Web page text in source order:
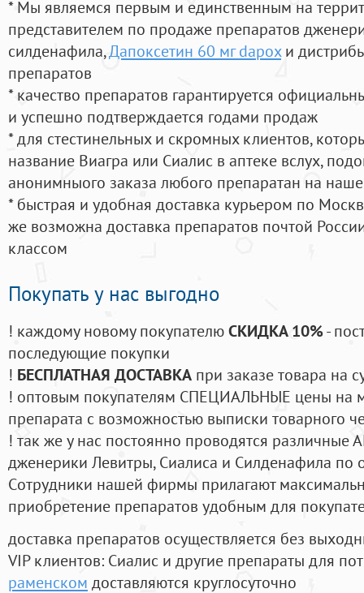
* Мы являемся первым и единственным на
представителем по продаже препаратов
силденафила,Дапоксетин 60 мг dapoxи
препаратов
* качество препаратов гарантируется
и успешно подтверждается годами продаж
* для стестинельных и скромных клиентов,
название Виагра или Сиалис в аптеке вслух,
анонимныого заказа любого препаратан на
* быстрая и удобная доставка курьером по
же возможна доставка препаратов почтой
классом
Покупать у нас выгодно
! каждому новому покупателюСКИДКА 10%-
последующие покупки
! БЕСПЛАТНАЯ ДОСТАВКА при заказе товара на
! оптовым покупателям СПЕЦИАЛЬНЫЕ цены на
препарата с возможностью выписки товарного
! так же у нас постоянно проводятся
дженерики Левитры, Сиалиса и Силденафила по
Cотрудники нашей фирмы прилагают
приобретение препаратов удобным для
доставка препаратов осуществляется без
VIP клиентов: Сиалис и другие препараты для
раменском доставляются круглосуточно